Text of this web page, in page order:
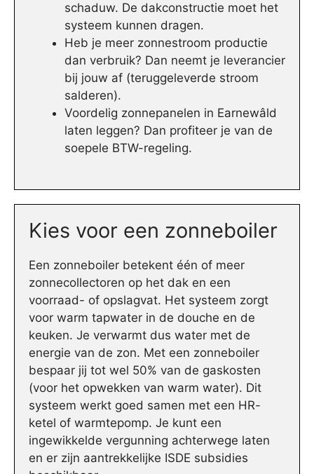
schaduw. De dakconstructie moet het
systeem kunnen dragen.
Heb je meer zonnestroom productie
dan verbruik? Dan neemt je leverancier
bij jouw af (teruggeleverde stroom
salderen).
Voordelig zonnepanelen in Earnewâld
laten leggen? Dan profiteer je van de
soepele BTW-regeling.
Kies voor een zonneboiler
Een zonneboiler betekent één of meer
zonnecollectoren op het dak en een
voorraad- of opslagvat. Het systeem zorgt
voor warm tapwater in de douche en de
keuken. Je verwarmt dus water met de
energie van de zon. Met een zonneboiler
bespaar jij tot wel 50% van de gaskosten
(voor het opwekken van warm water). Dit
systeem werkt goed samen met een HR-
ketel of warmtepomp. Je kunt een
ingewikkelde vergunning achterwege laten
en er zijn aantrekkelijke ISDE subsidies